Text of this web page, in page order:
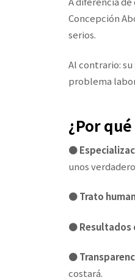
Concepción
serios.
Al contrario: su
problema
¿Por
●
unos
●Trato
●Resultados
●
costará.